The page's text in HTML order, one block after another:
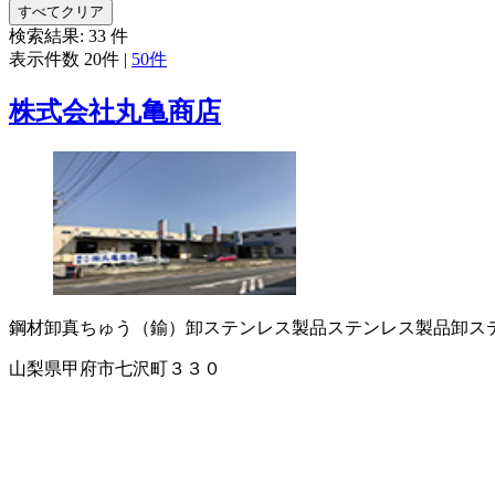
すべてクリア
検索結果: 33 件
表示件数 20件 | 50件
株式会社丸亀商店
鋼材卸真ちゅう（鍮）卸ステンレス製品ステンレス製品卸ス
山梨県甲府市七沢町３３０